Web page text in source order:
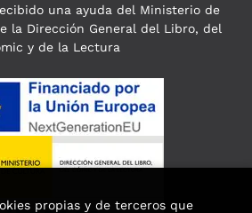
una ayuda del Ministerio de
la Dirección General del Libro, del
y de la Lectura
propias y de terceros que